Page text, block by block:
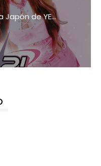
Japón de YE...